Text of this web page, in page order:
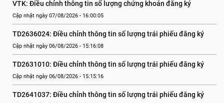
VTK: Điều chỉnh thông tin số lượng chứng khoán đăng ký
Cập nhật ngày 07/08/2026 - 16:00:05
TD2636024: Điều chỉnh thông tin số lượng trái phiếu đăng ký
Cập nhật ngày 06/08/2026 - 15:16:08
TD2631010: Điều chỉnh thông tin số lượng trái phiếu đăng ký
Cập nhật ngày 06/08/2026 - 15:15:16
TD2641037: Điều chỉnh thông tin số lượng trái phiếu đăng ký